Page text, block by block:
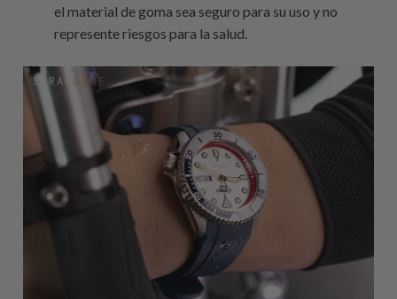
el material de goma sea seguro para su uso y no
represente riesgos para la salud.